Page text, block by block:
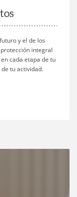
informativo
o fiscalidad.
ahorro,
al día de todo!